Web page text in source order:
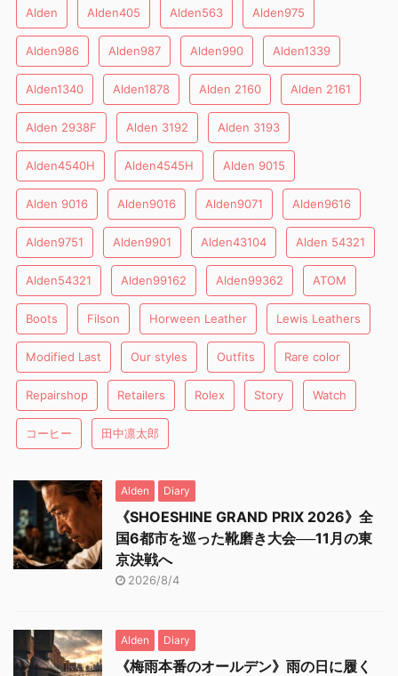
Alden Alden405 Alden563 Alden975
Alden986 Alden987 Alden990 Alden1339
Alden1340 Alden1878 Alden 2160 Alden 2161
Alden 2938F Alden 3192 Alden 3193
Alden4540H Alden4545H Alden 9015
Alden 9016 Alden9016 Alden9071 Alden9616
Alden9751 Alden9901 Alden43104 Alden 54321
Alden54321 Alden99162 Alden99362 ATOM
Boots Filson Horween Leather Lewis Leathers
Modified Last Our styles Outfits Rare color
Repairshop Retailers Rolex Story Watch
コーヒー 田中凛太郎
Alden Diary
《SHOESHINE GRAND PRIX 2026》全
国6都市を巡った靴磨き大会──11月の東
京決戦へ
2026/8/4
Alden Diary
《梅雨本番のオールデン》雨の日に履く